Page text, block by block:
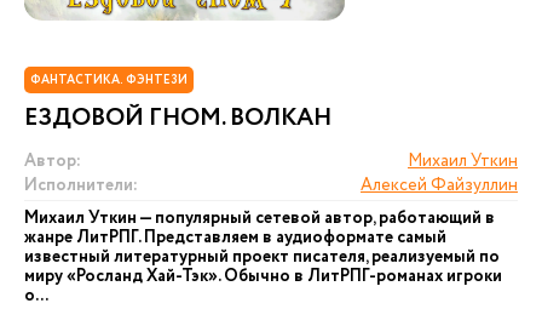
ФАНТАСТИКА. ФЭНТЕЗИ
ЕЗДОВОЙ ГНОМ. ВОЛКАН
Автор:
Михаил Уткин
Исполнители:
Алексей Файзуллин
Михаил Уткин — популярный сетевой автор, работающий в
жанре ЛитРПГ. Представляем в аудиоформате самый
известный литературный проект писателя, реализуемый по
миру «Росланд Хай-Тэк». Обычно в ЛитРПГ-романах игроки
о...